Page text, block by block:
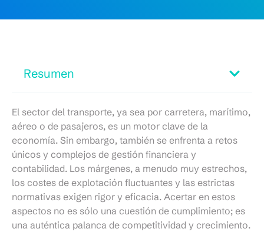
Resumen
El sector del transporte, ya sea por carretera, marítimo,
aéreo o de pasajeros, es un motor clave de la
economía. Sin embargo, también se enfrenta a retos
únicos y complejos de gestión financiera y
contabilidad. Los márgenes, a menudo muy estrechos,
los costes de explotación fluctuantes y las estrictas
normativas exigen rigor y eficacia. Acertar en estos
aspectos no es sólo una cuestión de cumplimiento; es
una auténtica palanca de competitividad y crecimiento.